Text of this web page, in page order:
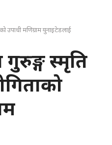
उपाधी मणिग्राम युनाइटेडलाई
गुरुङ्ग स्मृति